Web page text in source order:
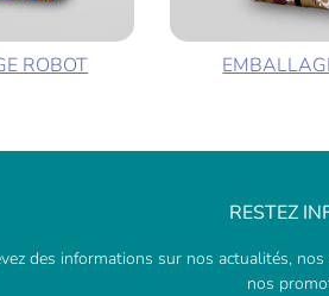
ROBOT
RESTEZ
des informations sur nos actualités,
nos